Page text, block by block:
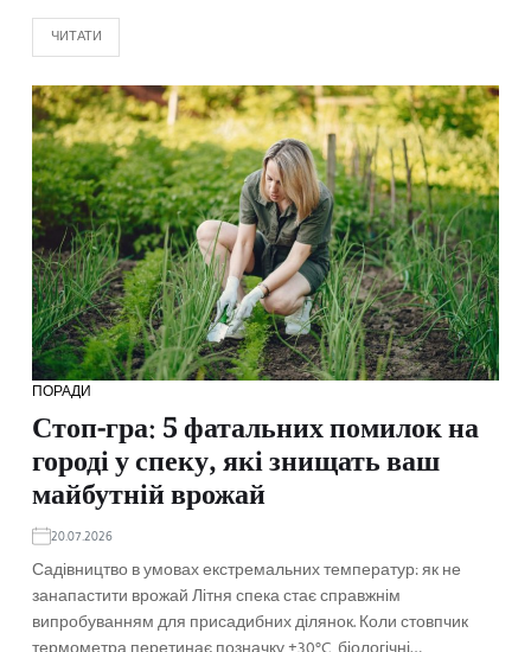
ЧИТАТИ
ПОРАДИ
Стоп-гра: 5 фатальних помилок на
городі у спеку, які знищать ваш
майбутній врожай
20.07.2026
Садівництво в умовах екстремальних температур: як не
занапастити врожай Літня спека стає справжнім
випробуванням для присадибних ділянок. Коли стовпчик